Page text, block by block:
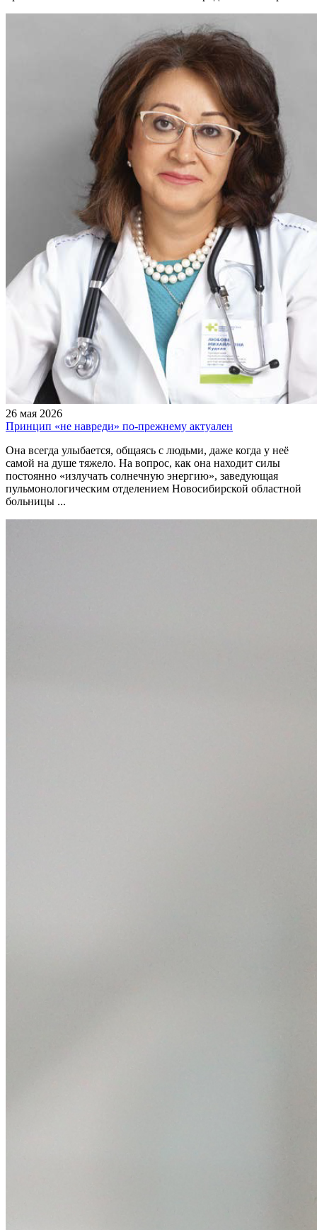
26 мая 2026
Принцип «не навреди» по-прежнему актуален
Она всегда улыбается, общаясь с людьми, даже когда у неё
самой на душе тяжело. На вопрос, как она находит силы
постоянно «излучать солнечную энергию», заведующая
пульмонологическим отделением Новосибирской областной
больницы ...